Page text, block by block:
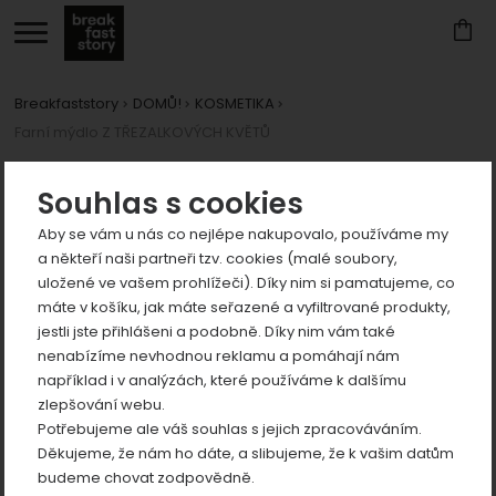
Souhlas s cookies
Aby se vám u nás co nejlépe nakupovalo, používáme my
a někteří naši partneři tzv. cookies (malé soubory,
uložené ve vašem prohlížeči). Díky nim si pamatujeme, co
máte v košíku, jak máte seřazené a vyfiltrované produkty,
jestli jste přihlášeni a podobně. Díky nim vám také
nenabízíme nevhodnou reklamu a pomáhají nám
například i v analýzách, které používáme k dalšímu
zlepšování webu.
Potřebujeme ale váš souhlas s jejich zpracováváním.
Děkujeme, že nám ho dáte, a slibujeme, že k vašim datům
budeme chovat zodpovědně.
Breakfaststory DOMŮ!
KOSMETIKA
Fotografie
předchozí
Zobrazit
Zobrazit
Zobrazit